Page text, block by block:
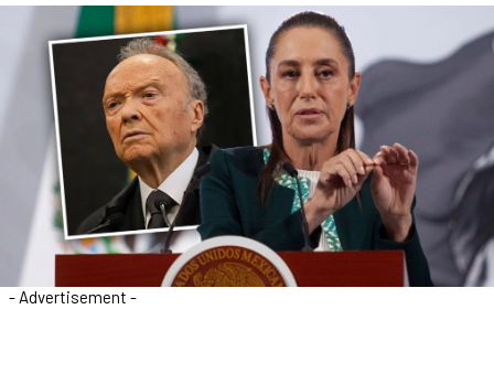
- Advertisement -